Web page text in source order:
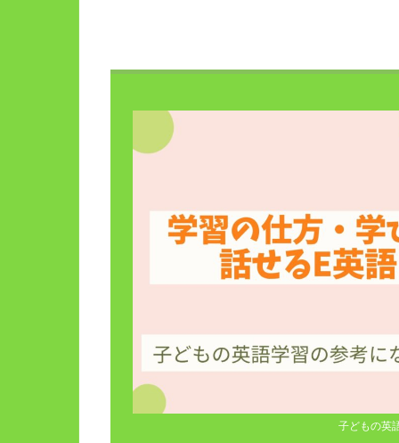
子どもの英